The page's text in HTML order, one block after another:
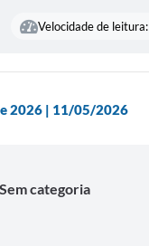
Velocidade de leitura:
2026 | 11/05/2026
Sem categoria